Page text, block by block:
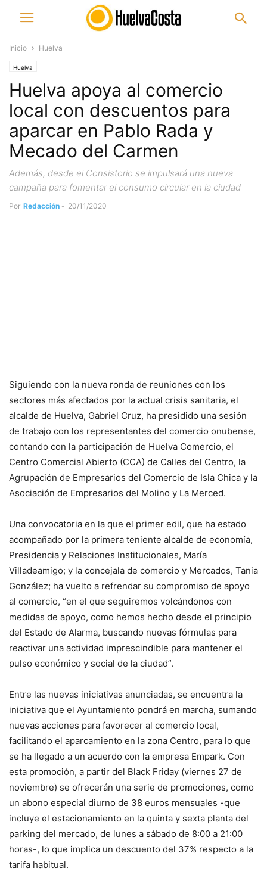
Inicio Huelva
Huelva
Huelva apoya al comercio
local con descuentos para
aparcar en Pablo Rada y
Mecado del Carmen
Además, desde el Consistorio se impulsará una nueva
campaña para fomentar el consumo circular en la ciudad
Por Redacción - 20/11/2020
Siguiendo con la nueva ronda de reuniones con los
sectores más afectados por la actual crisis sanitaria, el
alcalde de Huelva, Gabriel Cruz, ha presidido una sesión
de trabajo con los representantes del comercio onubense,
contando con la participación de Huelva Comercio, el
Centro Comercial Abierto (CCA) de Calles del Centro, la
Agrupación de Empresarios del Comercio de Isla Chica y la
Asociación de Empresarios del Molino y La Merced.
Una convocatoria en la que el primer edil, que ha estado
acompañado por la primera teniente alcalde de economía,
Presidencia y Relaciones Institucionales, María
Villadeamigo; y la concejala de comercio y Mercados, Tania
González; ha vuelto a refrendar su compromiso de apoyo
al comercio, “en el que seguiremos volcándonos con
medidas de apoyo, como hemos hecho desde el principio
del Estado de Alarma, buscando nuevas fórmulas para
reactivar una actividad imprescindible para mantener el
pulso económico y social de la ciudad”.
Entre las nuevas iniciativas anunciadas, se encuentra la
iniciativa que el Ayuntamiento pondrá en marcha, sumando
nuevas acciones para favorecer al comercio local,
facilitando el aparcamiento en la zona Centro, para lo que
se ha llegado a un acuerdo con la empresa Empark. Con
esta promoción, a partir del Black Friday (viernes 27 de
noviembre) se ofrecerán una serie de promociones, como
un abono especial diurno de 38 euros mensuales -que
incluye el estacionamiento en la quinta y sexta planta del
parking del mercado, de lunes a sábado de 8:00 a 21:00
horas-, lo que implica un descuento del 37% respecto a la
tarifa habitual.